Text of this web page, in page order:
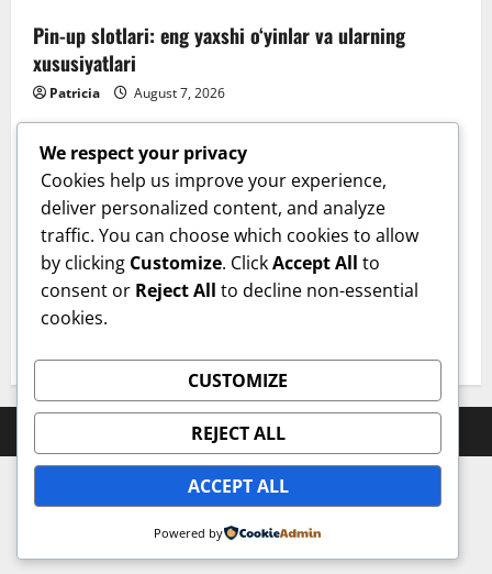
Pin-up slotlari: eng yaxshi o‘yinlar va ularning
xususiyatlari
Patricia August 7, 2026
Sanatate
Cum îți verifici sănătatea inimii acasă. Tensiunea
arterială care te trimite la medic. Dr. Monica Trofin-
Bănescu (Sanador): Sunt obiceiuri de bun-simț!
Prahova Express © All rights reserved.
We respect your privacy
Cookies help us improve your experience,
deliver personalized content, and analyze
traffic. You can choose which cookies to allow
by clicking Customize. ClickAccept All to
consent or Reject All to decline non-essential
cookies.
CUSTOMIZE
REJECT ALL
ACCEPT ALL
Powered by